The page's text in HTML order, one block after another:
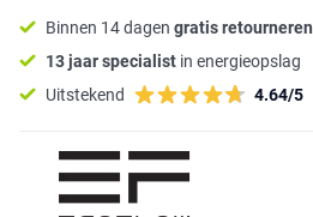
Binnen 14 dagen gratis retourneren
13 jaar specialist in energieopslag
Uitstekend
4.64/5